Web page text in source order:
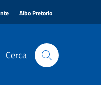
Albo Pretorio
Cerca